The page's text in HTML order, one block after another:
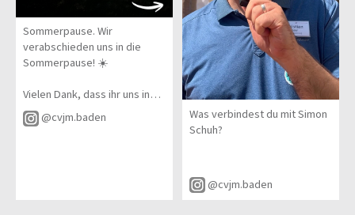
Sommerpause. Wir
verabschieden uns in die
Sommerpause! ☀️
Vielen Dank, dass ihr uns in
den vergangenen Monaten
begleitet habt. Wir freuen uns
@cvjm.baden
Was verbindest du mit Simon
Schuh?
@cvjm.baden